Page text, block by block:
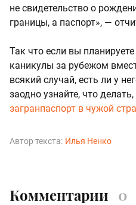
не свидетельство о
границы, а паспорт», —
Так что если вы
каникулы за рубежом
всякий случай, есть ли у
заодно узнайте, что делать,
загранпаспорт в чужой
Автор текста: Илья Ненко
Комментарии 0